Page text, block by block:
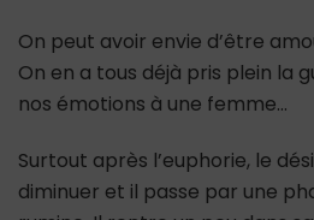
On peut avoir envie d’être
On en a tous déjà pris plein la
nos émotions à une femme…
Surtout après l’euphorie, le
diminuer et il passe par une